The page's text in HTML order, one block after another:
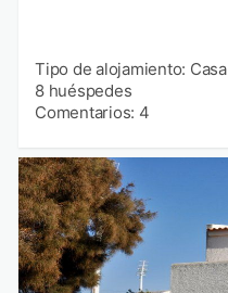
Tipo de alojamiento: Casa
8 huéspedes
Comentarios: 4